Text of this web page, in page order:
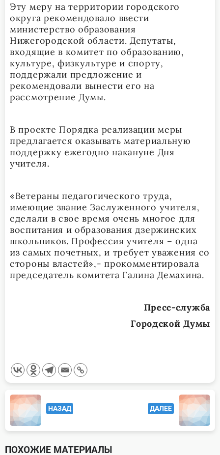
Эту меру на территории городского
округа рекомендовало ввести
министерство образования
Нижегородской области. Депутаты,
входящие в комитет по образованию,
культуре, физкультуре и спорту,
поддержали предложение и
рекомендовали вынести его на
рассмотрение Думы.
В проекте Порядка реализации меры
предлагается оказывать материальную
поддержку ежегодно накануне Дня
учителя.
«Ветераны педагогического труда,
имеющие звание Заслуженного учителя,
сделали в свое время очень многое для
воспитания и образования дзержинских
школьников. Профессия учителя – одна
из самых почетных, и требует уважения со
стороны властей»,- прокомментировала
председатель комитета Галина Демахина.
Пресс-служба
Городской Думы
<span
class="nav-
subtitle
screen-
НАЗАД ДАЛЕЕ
ПОХОЖИЕ МАТЕРИАЛЫ